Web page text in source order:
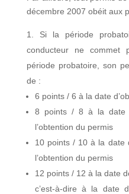
décembre 2007 obéit aux
Si la période
conducteur ne commet
période probatoire, son
de :
6 points / 6 à la date
8 points / 8 à la date
l’obtention du permis
10 points / 10 à la date
l’obtention du permis
12 points / 12 à la date
c’est-à-dire à la date